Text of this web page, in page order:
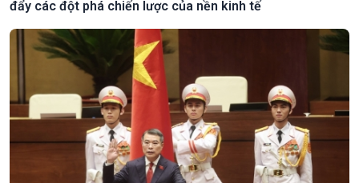
đẩy các đột phá chiến lược của nền kinh tế